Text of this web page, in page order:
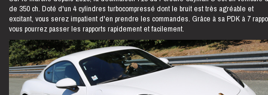
de 350 ch. Doté d'un 4 cylindres turbocompressé dont le bruit est très agréable et
excitant, vous serez impatient d'en prendre les commandes. Grâce à sa PDK à 7
vous pourrez passer les rapports rapidement et facilement.